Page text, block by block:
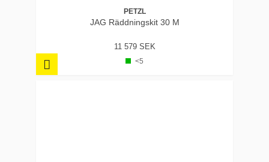
PETZL
JAG Räddningskit 30 M
11 579 SEK
<5